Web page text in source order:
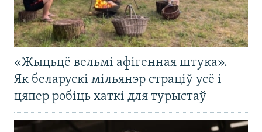
«Жыцьцё вельмі афігенная штука».
Як беларускі мільянэр страціў усё і
цяпер робіць хаткі для турыстаў